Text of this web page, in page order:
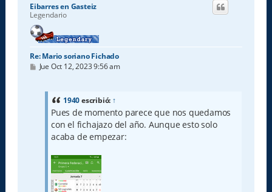
Eibarres en Gasteiz
Legendario
Re: Mario soriano Fichado
M
Jue Oct 12, 2023 9:56 am
1940escribió: ↑
Pues de momento parece que nos quedamos
con el fichajazo del año. Aunque esto solo
acaba de empezar: